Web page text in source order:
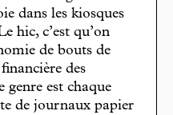
dans les kiosques
hic, c’est qu’on
de bouts de
des
est chaque
de journaux papier